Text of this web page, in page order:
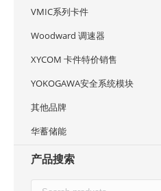
VMIC系列卡件
Woodward 调速器
XYCOM 卡件特价销售
YOKOGAWA安全系统模块
其他品牌
华蓄储能
产品搜索